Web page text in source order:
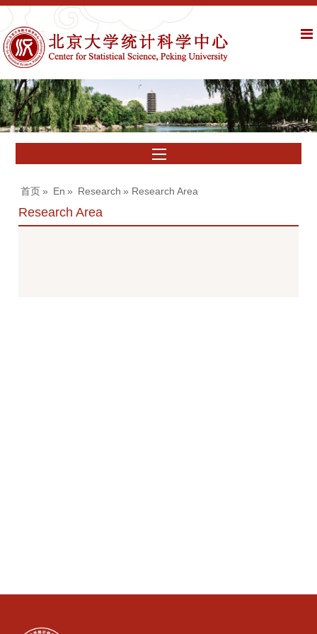
首页 » En » Research » Research Area
Research Area